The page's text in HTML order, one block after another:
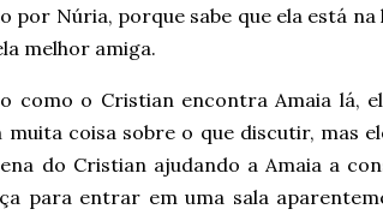
por Núria, porque sabe que ela está
melhor amiga.
como o Cristian encontra Amaia lá,
muita coisa sobre o que discutir, mas
do Cristian ajudando a Amaia a
para entrar em uma sala